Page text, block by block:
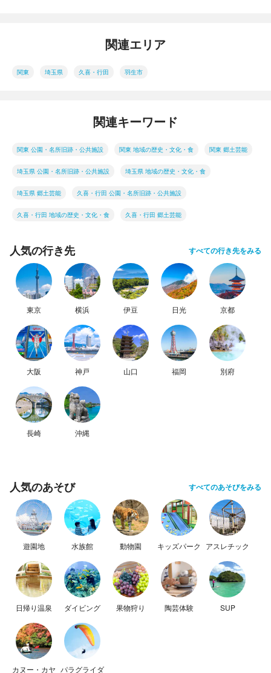
関連エリア
関東 埼玉県 久喜・行田 羽生市
関連キーワード
関東 公園・名所旧跡・公共施設 関東 地域の歴史・文化・食 関東 郷土芸能
埼玉県 公園・名所旧跡・公共施設 埼玉県 地域の歴史・文化・食
埼玉県 郷土芸能 久喜・行田 公園・名所旧跡・公共施設
久喜・行田 地域の歴史・文化・食 久喜・行田 郷土芸能
人気の行き先 すべての行き先をみる
東京 横浜 伊豆 日光 京都
大阪 神戸 山口 福岡 別府
長崎 沖縄
人気のあそび すべてのあそびをみる
遊園地 水族館 動物園 キッズパーク アスレチック
日帰り温泉 ダイビング 果物狩り 陶芸体験 SUP
カヌー・カヤ パラグライダ